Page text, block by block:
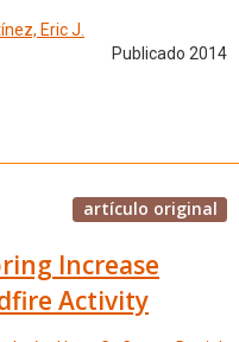
Eric J.
Publicado 2014
artículo original
Increase
Activity